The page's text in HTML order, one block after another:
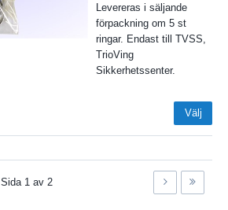
Levereras i säljande
förpackning om 5 st
ringar. Endast till TVSS,
TrioVing
Sikkerhetssenter.
Välj
Sida 1 av 2